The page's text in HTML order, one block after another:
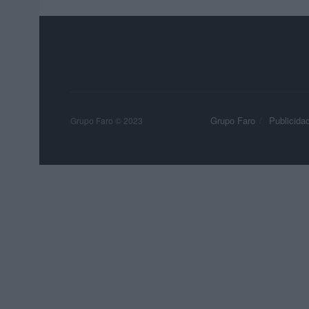
Grupo Faro Publicidad
Grupo Faro © 2023